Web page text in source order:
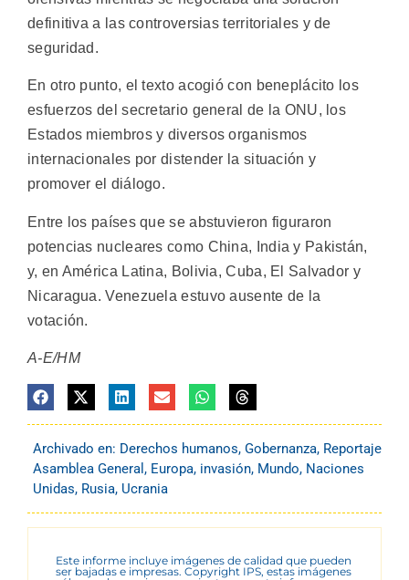
definitiva a las controversias territoriales y de
seguridad.
En otro punto, el texto acogió con beneplácito los
esfuerzos del secretario general de la ONU, los
Estados miembros y diversos organismos
internacionales por distender la situación y
promover el diálogo.
Entre los países que se abstuvieron figuraron
potencias nucleares como China, India y Pakistán,
y, en América Latina, Bolivia, Cuba, El Salvador y
Nicaragua. Venezuela estuvo ausente de la
votación.
A-E/HM
Archivado en: Derechos humanos, Gobernanza, Reportaje
Asamblea General , Europa, invasión, Mundo, Naciones
Unidas, Rusia, Ucrania
Este informe incluye imágenes de calidad que pueden
ser bajadas e impresas. Copyright IPS, estas imágenes